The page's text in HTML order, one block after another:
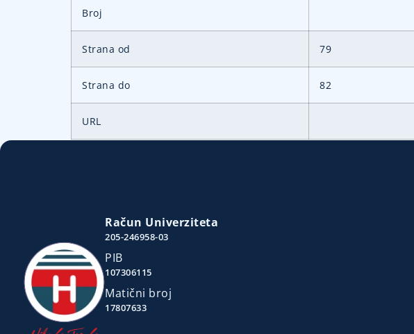
Broj
Strana od 79
Strana do 82
URL
Račun Univerziteta
205-246958-03
PIB
107306115
Matični broj
17807633